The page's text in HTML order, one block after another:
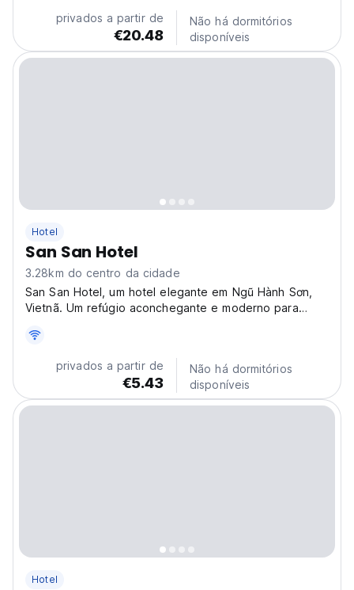
the city, this villa delivers a tranquil...
privados a partir de
€20.48
Não há dormitórios
disponíveis
Hotel
San San Hotel
3.28km do centro da cidade
San San Hotel, um hotel elegante em Ngũ Hành Sơn,
Vietnã. Um refúgio aconchegante e moderno para
Reserve sua estadia no Vietnã hoje! (Auto-translated
privados a partir de
€5.43
Não há dormitórios
disponíveis
Hotel